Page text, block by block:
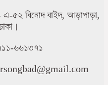
এ-৫২ বিনোদ বাইদ, আড়াপাড়া,
৬৬১৩৭১